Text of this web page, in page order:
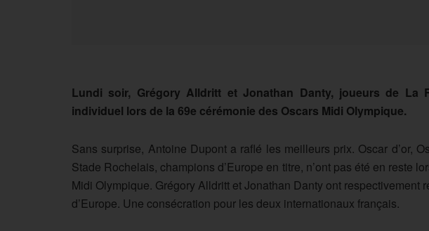
Lundi soir, Grégory Alldritt et Jonathan Danty, joueurs de La
individuel lors de la 69e cérémonie des Oscars Midi Olympique.
Sans surprise, Antoine Dupont a raflé les meilleurs prix. Oscar d’or,
Stade Rochelais, champions d’Europe en titre, n’ont pas été en reste
Midi Olympique. Grégory Alldritt et Jonathan Danty ont respectivement
d’Europe. Une consécration pour les deux internationaux français.